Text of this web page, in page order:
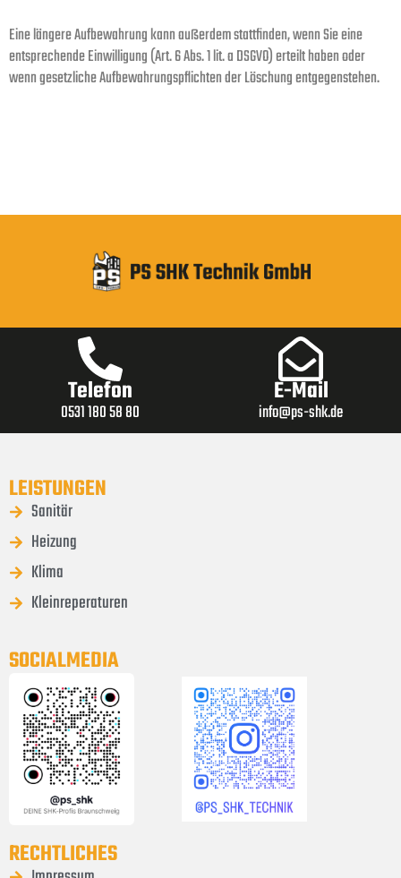
Eine längere Aufbewahrung kann außerdem stattfinden, wenn Sie eine
entsprechende Einwilligung (Art. 6 Abs. 1 lit. a DSGVO) erteilt haben oder
wenn gesetzliche Aufbewahrungspflichten der Löschung entgegenstehen.
Telefon
0531 180 58 80
E-Mail
info@ps-shk.de
LEISTUNGEN
Sanitär
Heizung
Klima
Kleinreperaturen
SOCIALMEDIA
RECHTLICHES